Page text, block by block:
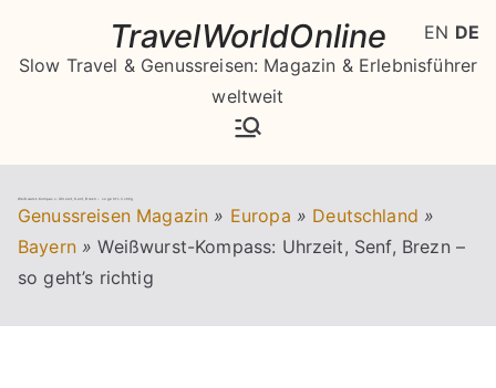
springen
TravelWorldOnline
Slow Travel & Genussreisen: Magazin & Erlebnisführer
weltweit
Weißwurst-Kompass: Uhrzeit, Senf, Brezn – so geht’s richtig
Genussreisen Magazin » Europa » Deutschland »
Bayern » Weißwurst-Kompass: Uhrzeit, Senf, Brezn –
so geht’s richtig
EN DE